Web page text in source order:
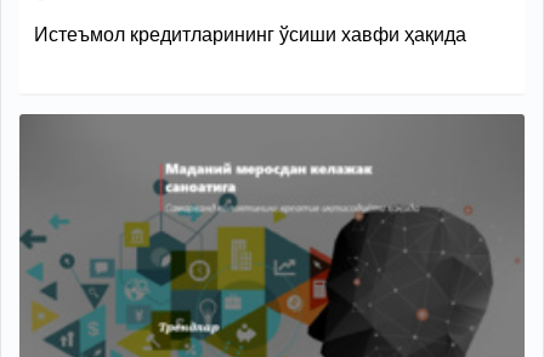
Истеъмол кредитларининг ўсиши хавфи ҳақида